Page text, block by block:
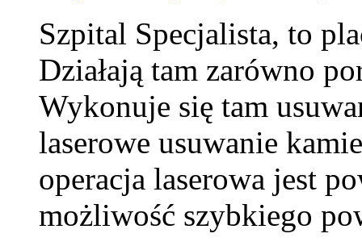
Szpital Specjalista, to
Działają tam zarówno
Wykonuje się tam
laserowe usuwanie
operacja laserowa jest
możliwość szybkiego